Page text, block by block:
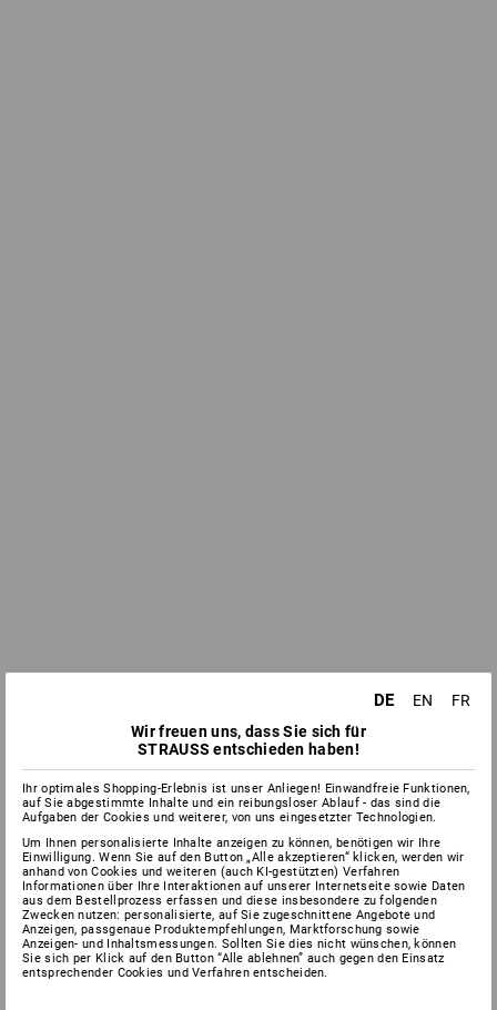
DE EN
FR
Wir freuen uns, dass Sie sich für
STRAUSS entschieden haben!
Ihr optimales Shopping-Erlebnis ist unser Anliegen! Einwandfreie Funktionen,
auf Sie abgestimmte Inhalte und ein reibungsloser Ablauf - das sind die
Aufgaben der Cookies und weiterer, von uns eingesetzter Technologien.
Um Ihnen personalisierte Inhalte anzeigen zu können, benötigen wir Ihre
Einwilligung. Wenn Sie auf den Button „Alle akzeptieren“ klicken, werden wir
anhand von Cookies und weiteren (auch KI-gestützten) Verfahren
Informationen über Ihre Interaktionen auf unserer Internetseite sowie Daten
aus dem Bestellprozess erfassen und diese insbesondere zu folgenden
Zwecken nutzen: personalisierte, auf Sie zugeschnittene Angebote und
Anzeigen, passgenaue Produktempfehlungen, Marktforschung sowie
Anzeigen- und Inhaltsmessungen. Sollten Sie dies nicht wünschen, können
Sie sich per Klick auf den Button “Alle ablehnen” auch gegen den Einsatz
entsprechender Cookies und Verfahren entscheiden.